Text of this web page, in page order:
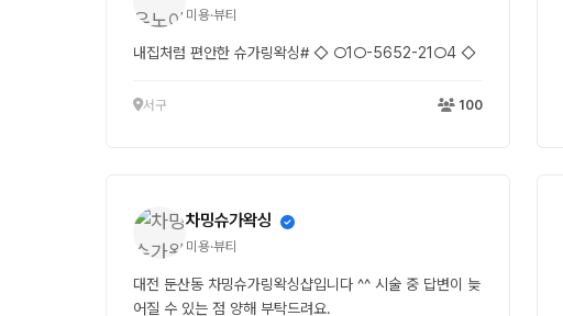
미용·뷰티
내집처럼 편안한 슈가링왁싱# ◇ ○1○-5652-21○4 ◇
서구 100
차밍슈가왁싱
미용·뷰티
대전 둔산동 차밍슈가링왁싱샵입니다 ^^ 시술 중 답변이 늦
어질 수 있는 점 양해 부탁드려요.